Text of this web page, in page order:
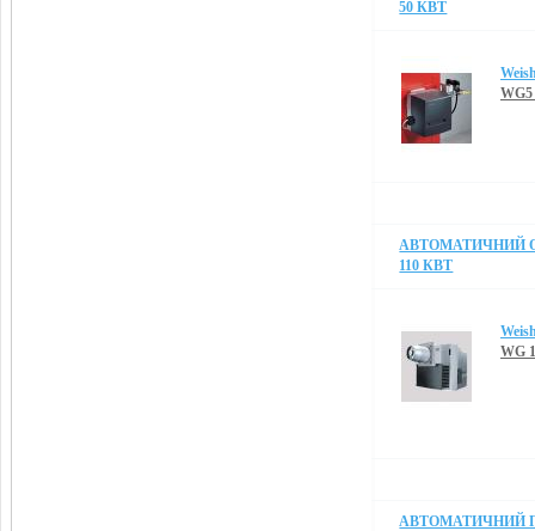
50 КВТ
АВТОМАТИЧНИЙ
110 КВТ
WG
АВТОМАТИЧНИЙ